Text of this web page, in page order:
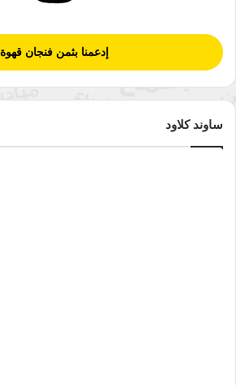
إدعمنا بثمن فنجان قهوة
ساوند كلاود